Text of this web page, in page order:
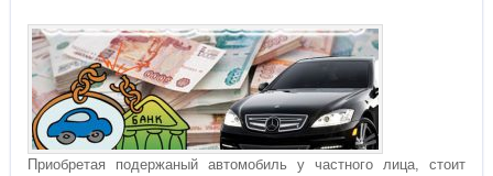
Приобретая подержаный автомобиль у частного лица, стоит